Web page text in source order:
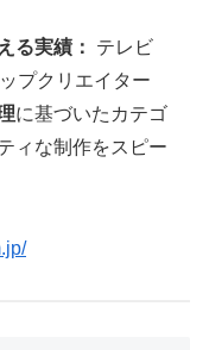
る実績：
テレビ
プクリエイター
に基づいたカテゴ
ィな制作をスピー